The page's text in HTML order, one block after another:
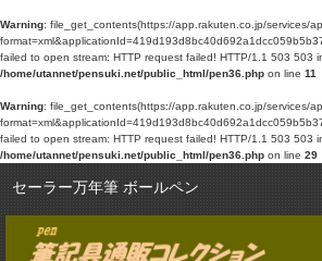
Warning: file_get_contents(https://app.rakuten.co.jp/services/
failed to open stream: HTTP request failed! HTTP/1.1 503 503
/home/utannet/pensuki.net/public_html/pen36.php on line 11
Warning: file_get_contents(https://app.rakuten.co.jp/services/
failed to open stream: HTTP request failed! HTTP/1.1 503 503
/home/utannet/pensuki.net/public_html/pen36.php on line 29
セーラー万年筆 ボールペン